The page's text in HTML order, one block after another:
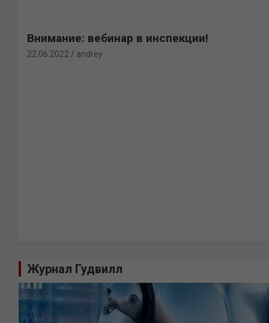
Внимание: вебинар в инспекции!
22.06.2022 andrey
Журнал Гудвилл